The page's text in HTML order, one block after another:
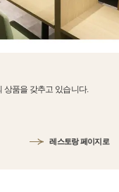
상품을 갖추고 있습니다.
레스토랑 페이지로